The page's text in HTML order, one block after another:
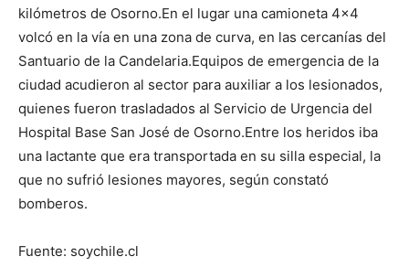
kilómetros de Osorno.En el lugar una camioneta 4×4
volcó en la vía en una zona de curva, en las cercanías del
Santuario de la Candelaria.Equipos de emergencia de la
ciudad acudieron al sector para auxiliar a los lesionados,
quienes fueron trasladados al Servicio de Urgencia del
Hospital Base San José de Osorno.Entre los heridos iba
una lactante que era transportada en su silla especial, la
que no sufrió lesiones mayores, según constató
bomberos.
Fuente: soychile.cl